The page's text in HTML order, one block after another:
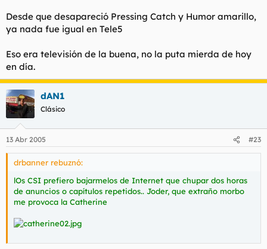
no te olvides del Ay que calor!! y la reposición que daban al
principio de la serie favorita de PGL... Vacaciones en el mar..
de anuncios o capítulos repetidos.. Joder, que extraño morbo
me provoca la Catherine
Desde que desapareció Pressing Catch y Humor amarillo,
ya nada fue igual en Tele5
Eso era televisión de la buena, no la puta mierda de hoy
en día.
dAN1
Clásico
13 Abr 2005 #23
drbanner rebuznó:
lOs CSI prefiero bajarmelos de Internet que chupar dos horas
de anuncios o capítulos repetidos.. Joder, que extraño morbo
me provoca la Catherine